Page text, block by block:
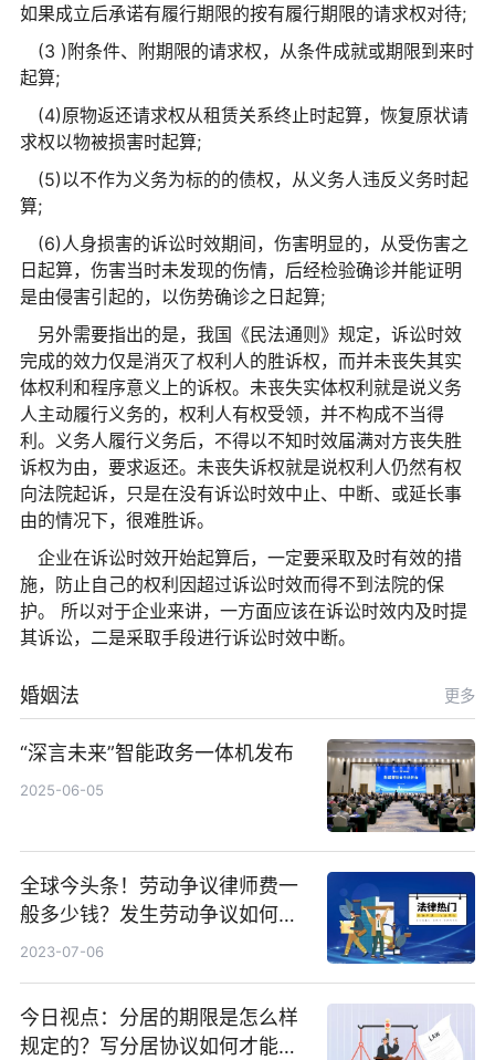
如果成立后承诺有履行期限的按有履行期限的请求权对待;
(3 )附条件、附期限的请求权，从条件成就或期限到来时
起算;
(4)原物返还请求权从租赁关系终止时起算，恢复原状请
求权以物被损害时起算;
(5)以不作为义务为标的的债权，从义务人违反义务时起
算;
(6)人身损害的诉讼时效期间，伤害明显的，从受伤害之
日起算，伤害当时未发现的伤情，后经检验确诊并能证明
是由侵害引起的，以伤势确诊之日起算;
另外需要指出的是，我国《民法通则》规定，诉讼时效
完成的效力仅是消灭了权利人的胜诉权，而并未丧失其实
体权利和程序意义上的诉权。未丧失实体权利就是说义务
人主动履行义务的，权利人有权受领，并不构成不当得
利。义务人履行义务后，不得以不知时效届满对方丧失胜
诉权为由，要求返还。未丧失诉权就是说权利人仍然有权
向法院起诉，只是在没有诉讼时效中止、中断、或延长事
由的情况下，很难胜诉。
企业在诉讼时效开始起算后，一定要采取及时有效的措
施，防止自己的权利因超过诉讼时效而得不到法院的保
护。 所以对于企业来讲，一方面应该在诉讼时效内及时提
其诉讼，二是采取手段进行诉讼时效中断。
婚姻法 更多
“深言未来”智能政务一体机发布
2025-06-05
全球今头条！劳动争议律师费一
般多少钱？发生劳动争议如何算
工资？
2023-07-06
今日视点：分居的期限是怎么样
规定的？写分居协议如何才能有